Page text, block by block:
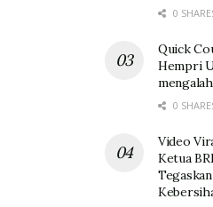
0
Quick
Hempri
0
Video
Ketua